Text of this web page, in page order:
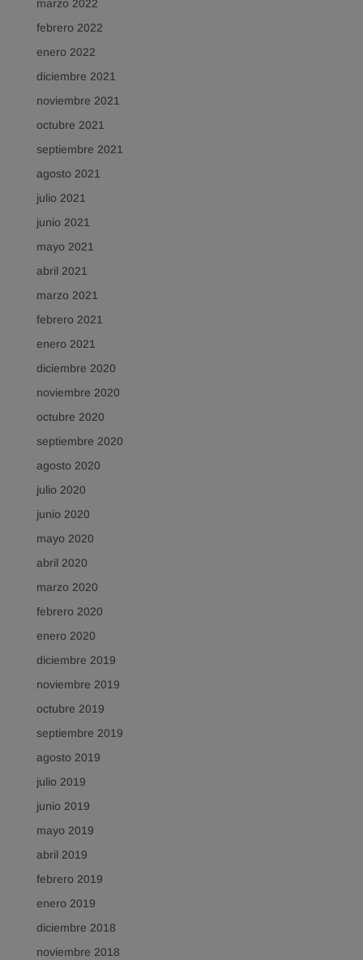
marzo 2022
febrero 2022
enero 2022
diciembre 2021
noviembre 2021
octubre 2021
septiembre 2021
agosto 2021
julio 2021
junio 2021
mayo 2021
abril 2021
marzo 2021
febrero 2021
enero 2021
diciembre 2020
noviembre 2020
octubre 2020
septiembre 2020
agosto 2020
julio 2020
junio 2020
mayo 2020
abril 2020
marzo 2020
febrero 2020
enero 2020
diciembre 2019
noviembre 2019
octubre 2019
septiembre 2019
agosto 2019
julio 2019
junio 2019
mayo 2019
abril 2019
febrero 2019
enero 2019
diciembre 2018
noviembre 2018